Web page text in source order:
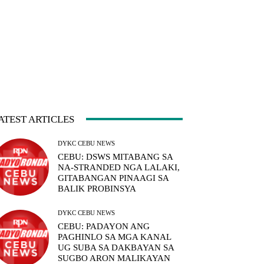
ARTICLES
DYKC CEBU NEWS
CEBU: DSWS MITABANG SA
NA-STRANDED NGA LALAKI,
GITABANGAN PINAAGI SA
BALIK PROBINSYA
DYKC CEBU NEWS
CEBU: PADAYON ANG
PAGHINLO SA MGA KANAL
UG SUBA SA DAKBAYAN SA
SUGBO ARON MALIKAYAN